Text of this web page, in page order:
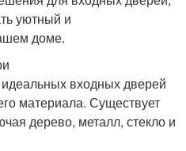
уютный и
доме.
входных дверей
материала. Существует
дерево, металл, стекло и